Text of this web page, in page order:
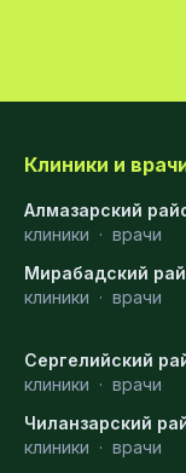
Клиники и
Алмазарский
клиники · врачи
Мирабадский
клиники · врачи
Сергелийский
клиники · врачи
Чиланзарский
клиники · врачи